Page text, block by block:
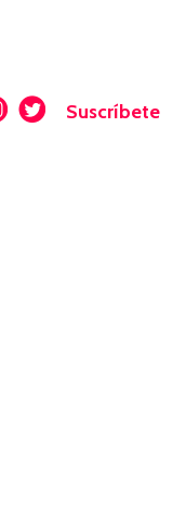
Suscríbete